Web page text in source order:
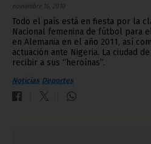
noviembre 16, 2010
Todo el país está en fiesta por la
Nacional femenina de fútbol para
en Alemania en el año 2011, así
actuación ante Nigeria. La ciudad
recibir a sus “heroínas”.
Noticias Deportes